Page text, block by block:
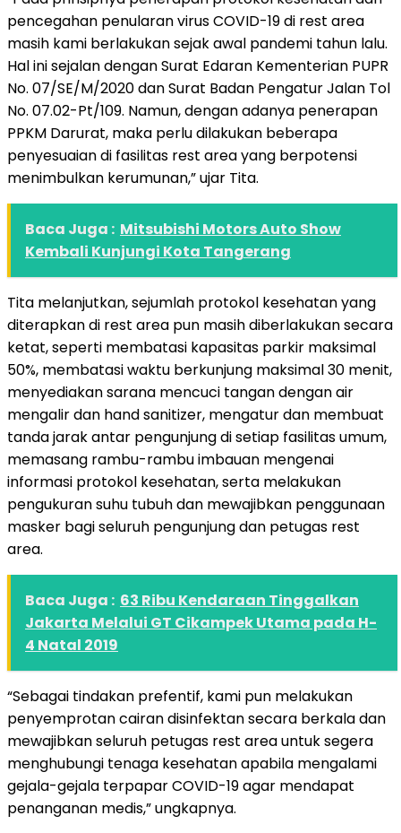
pencegahan penularan virus COVID-19 di rest area
masih kami berlakukan sejak awal pandemi tahun lalu.
Hal ini sejalan dengan Surat Edaran Kementerian PUPR
No. 07/SE/M/2020 dan Surat Badan Pengatur Jalan Tol
No. 07.02-Pt/109. Namun, dengan adanya penerapan
PPKM Darurat, maka perlu dilakukan beberapa
penyesuaian di fasilitas rest area yang berpotensi
menimbulkan kerumunan,” ujar Tita.
Baca Juga : Mitsubishi Motors Auto Show
Kembali Kunjungi Kota Tangerang
Tita melanjutkan, sejumlah protokol kesehatan yang
diterapkan di rest area pun masih diberlakukan secara
ketat, seperti membatasi kapasitas parkir maksimal
50%, membatasi waktu berkunjung maksimal 30 menit,
menyediakan sarana mencuci tangan dengan air
mengalir dan hand sanitizer, mengatur dan membuat
tanda jarak antar pengunjung di setiap fasilitas umum,
memasang rambu-rambu imbauan mengenai
informasi protokol kesehatan, serta melakukan
pengukuran suhu tubuh dan mewajibkan penggunaan
masker bagi seluruh pengunjung dan petugas rest
area.
Baca Juga : 63 Ribu Kendaraan Tinggalkan
Jakarta Melalui GT Cikampek Utama pada H-
4 Natal 2019
“Sebagai tindakan prefentif, kami pun melakukan
penyemprotan cairan disinfektan secara berkala dan
mewajibkan seluruh petugas rest area untuk segera
menghubungi tenaga kesehatan apabila mengalami
gejala-gejala terpapar COVID-19 agar mendapat
penanganan medis,” ungkapnya.